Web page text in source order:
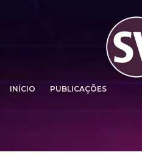
INÍCIO PUBLICAÇÕES